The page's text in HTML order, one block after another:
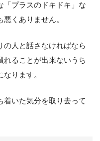
「プラスのドキドキ」な
くありません。
の人と話さなければなら
れることが出来ないうち
ります。
着いた気分を取り去って